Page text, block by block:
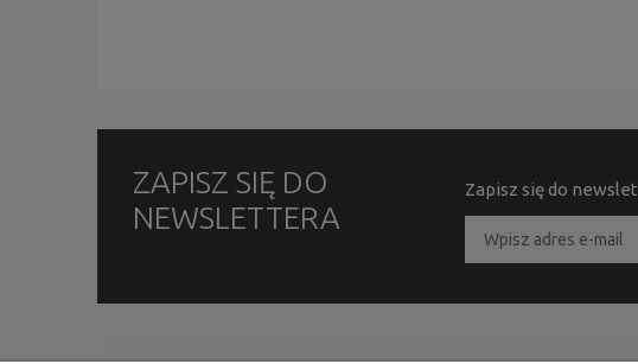
ZAPISZ SIĘ DO
NEWSLETTERA
Zapisz się do